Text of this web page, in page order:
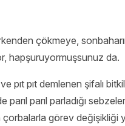
çökmeye,
hapşuruyormuşsunuz da.
pıt pıt demlenen şifalı
parıl parıl parladığı
görev değişikliği